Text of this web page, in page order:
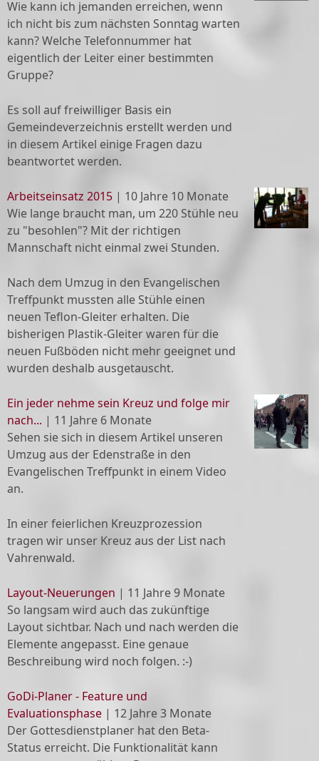
Wie kann ich jemanden erreichen, wenn
ich nicht bis zum nächsten Sonntag warten
kann? Welche Telefonnummer hat
eigentlich der Leiter einer bestimmten
Gruppe?
Es soll auf freiwilliger Basis ein
Gemeindeverzeichnis erstellt werden und
in diesem Artikel einige Fragen dazu
beantwortet werden.
Arbeitseinsatz 2015 | 10 Jahre 10 Monate
Wie lange braucht man, um 220 Stühle neu
zu "besohlen"? Mit der richtigen
Mannschaft nicht einmal zwei Stunden.
Nach dem Umzug in den Evangelischen
Treffpunkt mussten alle Stühle einen
neuen Teflon-Gleiter erhalten. Die
bisherigen Plastik-Gleiter waren für die
neuen Fußböden nicht mehr geeignet und
wurden deshalb ausgetauscht.
Ein jeder nehme sein Kreuz und folge mir
nach... | 11 Jahre 6 Monate
Sehen sie sich in diesem Artikel unseren
Umzug aus der Edenstraße in den
Evangelischen Treffpunkt in einem Video
an.
In einer feierlichen Kreuzprozession
tragen wir unser Kreuz aus der List nach
Vahrenwald.
Layout-Neuerungen | 11 Jahre 9 Monate
So langsam wird auch das zukünftige
Layout sichtbar. Nach und nach werden die
Elemente angepasst. Eine genaue
Beschreibung wird noch folgen. :-)
GoDi-Planer - Feature und
Evaluationsphase | 12 Jahre 3 Monate
Der Gottesdienstplaner hat den Beta-
Status erreicht. Die Funktionalität kann